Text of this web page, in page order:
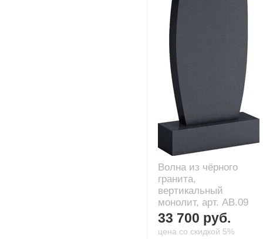
Волна из чёрного
гранита,
вертикальный
монолит, арт. AB.09
33 700 руб.
цена со скидкой 5%